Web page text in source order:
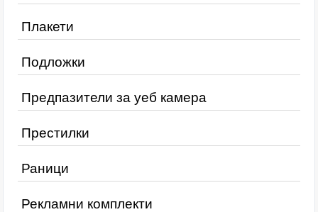
Плакети
Подложки
Предпазители за уеб камера
Престилки
Раници
Рекламни комплекти